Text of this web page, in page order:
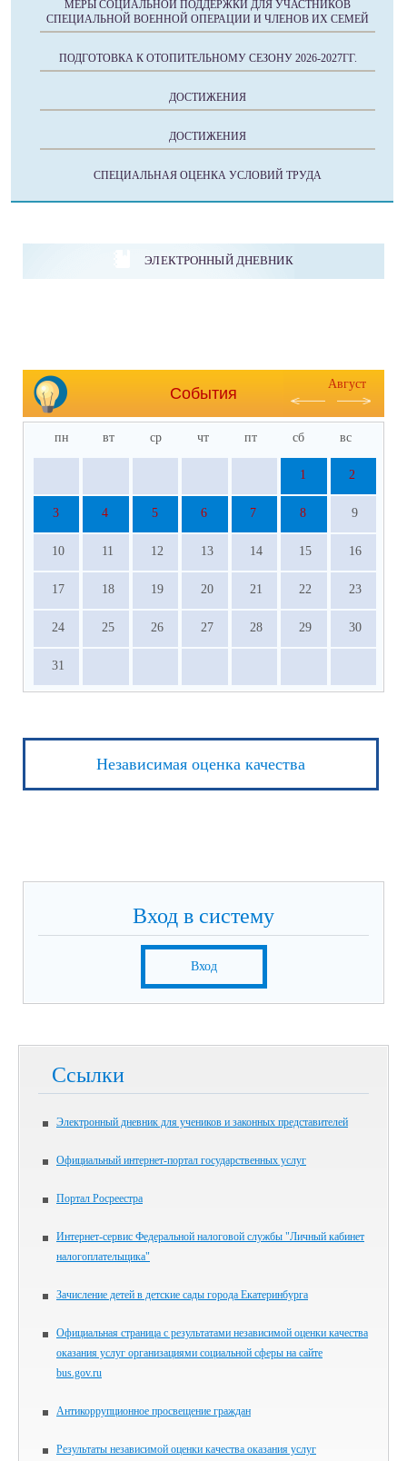
МЕРЫ СОЦИАЛЬНОЙ ПОДДЕРЖКИ ДЛЯ УЧАСТНИКОВ
СПЕЦИАЛЬНОЙ ВОЕННОЙ ОПЕРАЦИИ И ЧЛЕНОВ ИХ СЕМЕЙ
ПОДГОТОВКА К ОТОПИТЕЛЬНОМУ СЕЗОНУ 2026-2027ГГ.
ДОСТИЖЕНИЯ
ДОСТИЖЕНИЯ
СПЕЦИАЛЬНАЯ ОЦЕНКА УСЛОВИЙ ТРУДА
ЭЛЕКТРОННЫЙ ДНЕВНИК
События
Август
пн вт ср чт пт сб вс
1 2
3 4 5 6 7 8 9
10 11 12 13 14 15 16
17 18 19 20 21 22 23
24 25 26 27 28 29 30
31
Независимая оценка качества
Вход в систему
Вход
Ссылки
Электронный дневник для учеников и законных представителей
Официальный интернет-портал государственных услуг
Портал Росреестра
Интернет-сервис Федеральной налоговой службы "Личный кабинет
налогоплательщика"
Зачисление детей в детские сады города Екатеринбурга
Официальная страница с результатами независимой оценки качества
оказания услуг организациями социальной сферы на сайте
bus.gov.ru
Антикоррупционное просвещение граждан
Результаты независимой оценки качества оказания услуг